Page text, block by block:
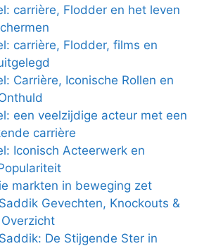
carrière, Flodder en het leven
carrière, Flodder, films en
Carrière, Iconische Rollen en
een veelzijdige acteur met een
carrière
Iconisch Acteerwerk en
markten in beweging zet
Gevechten, Knockouts &
De Stijgende Ster in